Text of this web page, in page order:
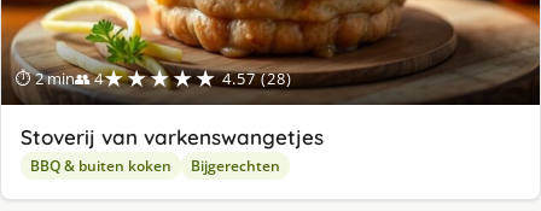
⏱ 2 min👥 4★★★★★ 4.57 (28)
Stoverij van varkenswangetjes
BBQ & buiten koken Bijgerechten